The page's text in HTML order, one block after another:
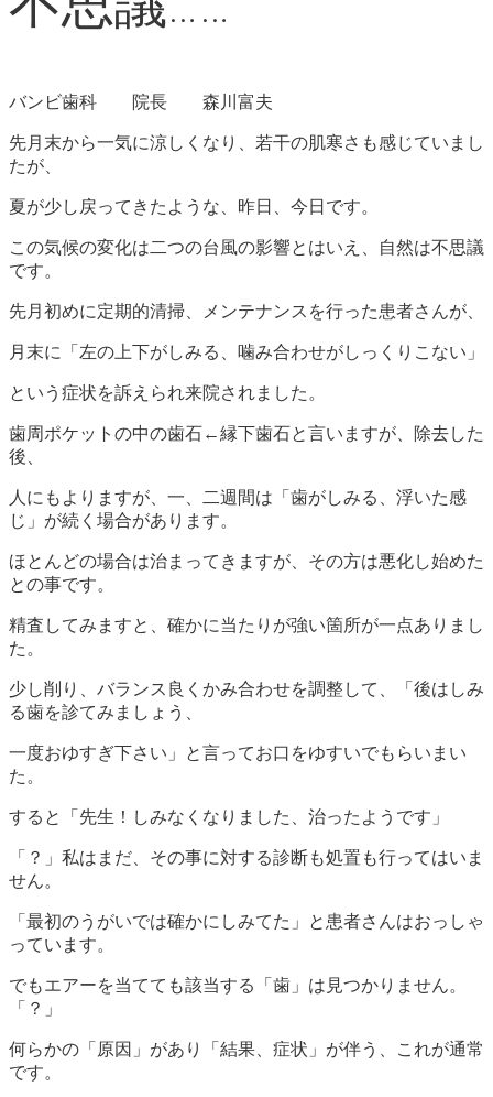
バンビ歯科 院長 森川富夫
先月末から一気に涼しくなり、若干の肌寒さも感じていまし
たが、
夏が少し戻ってきたような、昨日、今日です。
この気候の変化は二つの台風の影響とはいえ、自然は不思議
です。
先月初めに定期的清掃、メンテナンスを行った患者さんが、
月末に「左の上下がしみる、噛み合わせがしっくりこない」
という症状を訴えられ来院されました。
歯周ポケットの中の歯石←縁下歯石と言いますが、除去した
後、
人にもよりますが、一、二週間は「歯がしみる、浮いた感
じ」が続く場合があります。
ほとんどの場合は治まってきますが、その方は悪化し始めた
との事です。
精査してみますと、確かに当たりが強い箇所が一点ありまし
た。
少し削り、バランス良くかみ合わせを調整して、「後はしみ
る歯を診てみましょう、
一度おゆすぎ下さい」と言ってお口をゆすいでもらいまい
た。
すると「先生！しみなくなりました、治ったようです」
「？」私はまだ、その事に対する診断も処置も行ってはいま
せん。
「最初のうがいでは確かにしみてた」と患者さんはおっしゃ
っています。
でもエアーを当てても該当する「歯」は見つかりません。
「？」
何らかの「原因」があり「結果、症状」が伴う、これが通常
です。